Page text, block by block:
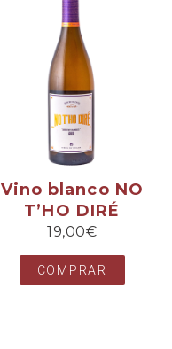
Vino blanco NO
T’HO DIRÉ
19,00€
COMPRAR